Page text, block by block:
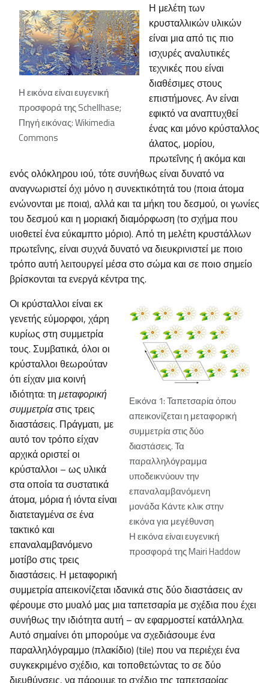
Η εικόνα είναι ευγενική
προσφορά της Schellhase;
Πηγή εικόνας: Wikimedia
Commons
Η μελέτη των
κρυσταλλικών υλικών
είναι μια από τις πιο
ισχυρές αναλυτικές
τεχνικές που είναι
διαθέσιμες στους
επιστήμονες. Αν είναι
εφικτό να αναπτυχθεί
ένας και μόνο κρύσταλλος
άλατος, μορίου,
πρωτεΐνης ή ακόμα και
ενός ολόκληρου ιού, τότε συνήθως είναι δυνατό να
αναγνωριστεί όχι μόνο η συνεκτικότητά του (ποια άτομα
ενώνονται με ποια), αλλά και τα μήκη του δεσμού, οι γωνίες
του δεσμού και η μοριακή διαμόρφωση (το σχήμα που
υιοθετεί ένα εύκαμπτο μόριο). Από τη μελέτη κρυστάλλων
πρωτεΐνης, είναι συχνά δυνατό να διευκρινιστεί με ποιο
τρόπο αυτή λειτουργεί μέσα στο σώμα και σε ποιο σημείο
βρίσκονται τα ενεργά κέντρα της.
Εικόνα 1: Ταπετσαρία όπου
απεικονίζεται η μεταφορική
συμμετρία στις δύο
διαστάσεις. Τα
παραλληλόγραμμα
υποδεικνύουν την
επαναλαμβανόμενη
μονάδα Κάντε κλικ στην
εικόνα για μεγέθυνση
Η εικόνα είναι ευγενική
προσφορά της Mairi Haddow
Οι κρύσταλλοι είναι εκ
γενετής εύμορφοι, χάρη
κυρίως στη συμμετρία
τους. Συμβατικά, όλοι οι
κρύσταλλοι θεωρούταν
ότι είχαν μια κοινή
ιδιότητα: τη μεταφορική
συμμετρίαστις τρεις
διαστάσεις. Πράγματι, με
αυτό τον τρόπο είχαν
αρχικά οριστεί οι
κρύσταλλοι – ως υλικά
στα οποία τα συστατικά
άτομα, μόρια ή ιόντα είναι
διατεταγμένα σε ένα
τακτικό και
επαναλαμβανόμενο
μοτίβο στις τρεις
διαστάσεις. Η μεταφορική
συμμετρία απεικονίζεται ιδανικά στις δύο διαστάσεις αν
φέρουμε στο μυαλό μας μια ταπετσαρία με σχέδια που έχει
συνήθως την ιδιότητα αυτή – αν εφαρμοστεί κατάλληλα.
Αυτό σημαίνει ότι μπορούμε να σχεδιάσουμε ένα
παραλληλόγραμμο (πλακίδιο) (tile) που να περιέχει ένα
συγκεκριμένο σχέδιο, και τοποθετώντας το σε δύο
διευθύνσεις, να πάρουμε το σχέδιο της ταπετσαρίας